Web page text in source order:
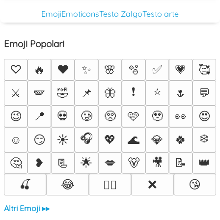
EmojiEmoticonsTesto ZalgoTesto arte
Emoji Popolari
♡ 🔥 ❤️ ✨ 🌸 🫧 ✅ 💗
🥰
⚔️
🪽 🤣 📌 🦋 ❗ ⭐ 🌷
💬
😉
📍 💀 🥲 🥺 🩷 🥹 👀
😍
☺️
😏 ☀️ 🎧 💖 🌊 💎 🍀
❄️
🤔
❥ 📃 🌟 💋 🐻 🎥 📝
👑
🍒
😂 ❤️‍🔥 ❌ 😘
Altri Emoji ▸▸